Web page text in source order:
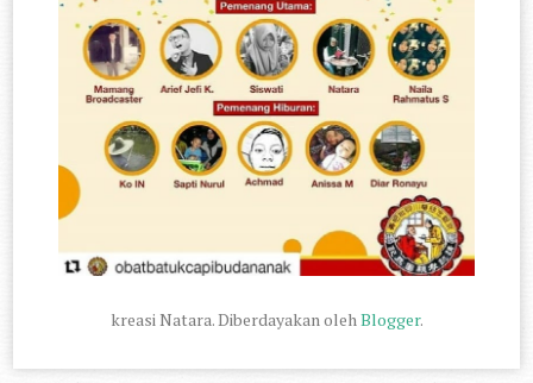
kreasi Natara. Diberdayakan olehBlogger.